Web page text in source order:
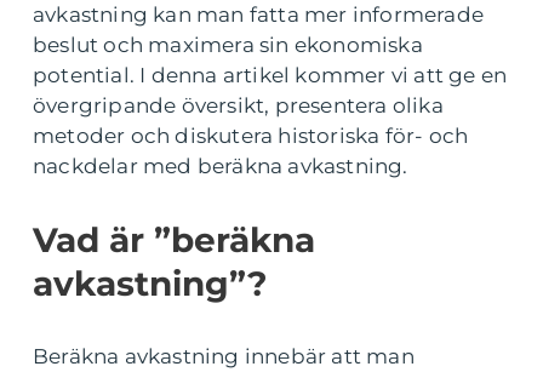
avkastning kan man fatta mer informerade
beslut och maximera sin ekonomiska
potential. I denna artikel kommer vi att ge en
övergripande översikt, presentera olika
metoder och diskutera historiska för- och
nackdelar med beräkna avkastning.
Vad är ”beräkna
avkastning”?
Beräkna avkastning innebär att man